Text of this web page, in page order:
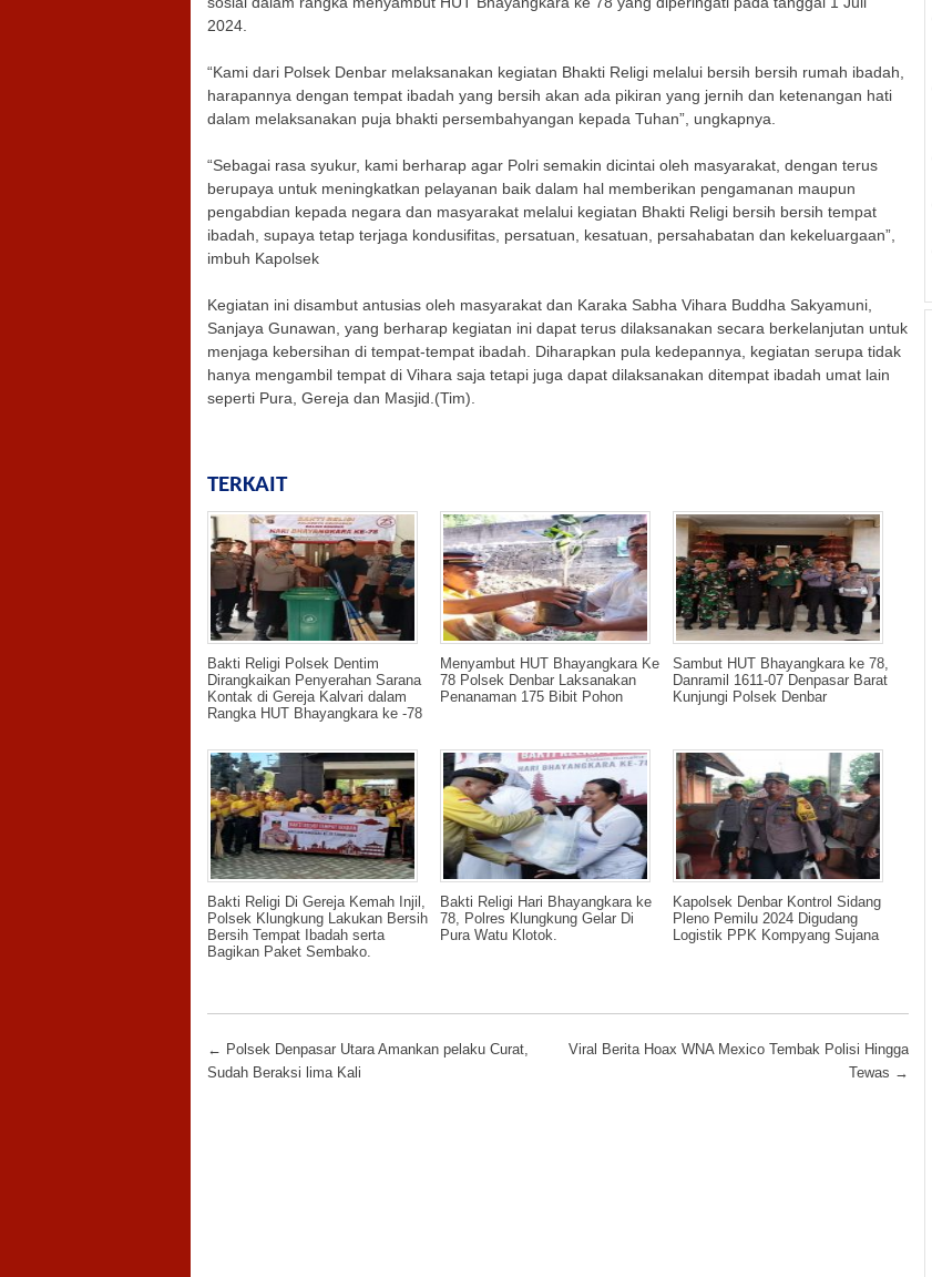
2024.
“Kami dari Polsek Denbar melaksanakan kegiatan Bhakti Religi melalui bersih bersih rumah ibadah,
harapannya dengan tempat ibadah yang bersih akan ada pikiran yang jernih dan ketenangan hati
dalam melaksanakan puja bhakti persembahyangan kepada Tuhan”, ungkapnya.
“Sebagai rasa syukur, kami berharap agar Polri semakin dicintai oleh masyarakat, dengan terus
berupaya untuk meningkatkan pelayanan baik dalam hal memberikan pengamanan maupun
pengabdian kepada negara dan masyarakat melalui kegiatan Bhakti Religi bersih bersih tempat
ibadah, supaya tetap terjaga kondusifitas, persatuan, kesatuan, persahabatan dan kekeluargaan”,
imbuh Kapolsek
Kegiatan ini disambut antusias oleh masyarakat dan Karaka Sabha Vihara Buddha Sakyamuni,
Sanjaya Gunawan, yang berharap kegiatan ini dapat terus dilaksanakan secara berkelanjutan untuk
menjaga kebersihan di tempat-tempat ibadah. Diharapkan pula kedepannya, kegiatan serupa tidak
hanya mengambil tempat di Vihara saja tetapi juga dapat dilaksanakan ditempat ibadah umat lain
seperti Pura, Gereja dan Masjid.(Tim).
TERKAIT
Bakti Religi Polsek Dentim
Dirangkaikan Penyerahan Sarana
Kontak di Gereja Kalvari dalam
Rangka HUT Bhayangkara ke -78
Menyambut HUT Bhayangkara Ke
78 Polsek Denbar Laksanakan
Penanaman 175 Bibit Pohon
Sambut HUT Bhayangkara ke 78,
Danramil 1611-07 Denpasar Barat
Kunjungi Polsek Denbar
Bakti Religi Di Gereja Kemah Injil,
Polsek Klungkung Lakukan Bersih
Bersih Tempat Ibadah serta
Bagikan Paket Sembako.
Bakti Religi Hari Bhayangkara ke
78, Polres Klungkung Gelar Di
Pura Watu Klotok.
Kapolsek Denbar Kontrol Sidang
Pleno Pemilu 2024 Digudang
Logistik PPK Kompyang Sujana
Post navigation
← Polsek Denpasar Utara Amankan pelaku Curat,
Sudah Beraksi lima Kali
Viral Berita Hoax WNA Mexico Tembak Polisi Hingga
Tewas →